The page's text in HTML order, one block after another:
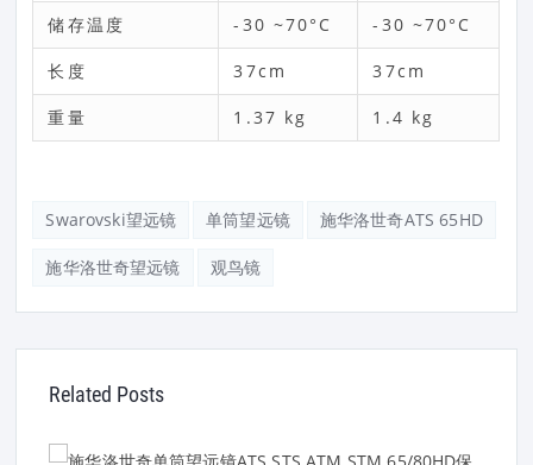
储存温度 -30 ~70°C -30 ~70°C
长度 37cm 37cm
重量 1.37 kg 1.4 kg
Swarovski望远镜 单筒望远镜 施华洛世奇ATS 65HD
施华洛世奇望远镜 观鸟镜
Related Posts